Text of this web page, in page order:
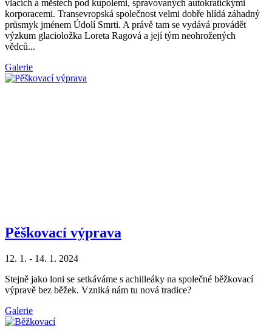
vlacích a městech pod kupolemi, spravovaných autokratickými
korporacemi. Transevropská společnost velmi dobře hlídá záhadný
průsmyk jménem Údolí Smrti. A právě tam se vydává provádět
výzkum glacioložka Loreta Ragová a její tým neohrožených
vědců...
Galerie
Pěškovací výprava
12. 1. - 14. 1. 2024
Stejně jako loni se setkáváme s achilleáky na společné běžkovací
výpravě bez běžek. Vzniká nám tu nová tradice?
Galerie